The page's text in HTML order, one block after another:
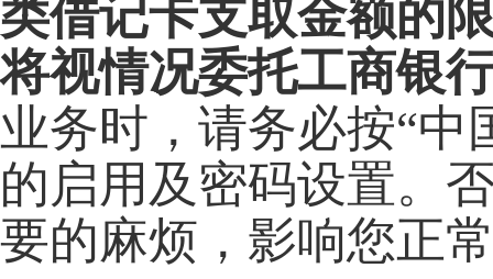
类借记卡支取金额的
将视情况委托工商银
业务时，请务必按“中
的启用及密码设置。
要的麻烦，影响您正